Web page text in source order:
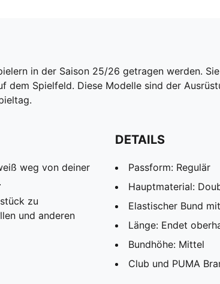
in der Saison 25/26 getragen werden.
Spielfeld. Diese Modelle sind der
weg von deiner
zu
und anderen
DETAILS
Passform: Regulär
Hauptmaterial:
Elastischer Bund
Länge: Endet
Bundhöhe: Mittel
Club und PUMA